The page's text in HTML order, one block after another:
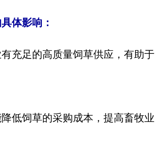
体影响：
充足的高质量饲草供应，有助于
低饲草的采购成本，提高畜牧业